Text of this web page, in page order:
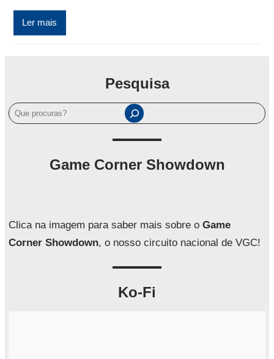
Ler mais
Pesquisa
P
e
a
r
Game Corner Showdown
Clica na imagem para saber mais sobre o Game
Corner Showdown, o nosso circuito nacional de VGC!
Ko-Fi